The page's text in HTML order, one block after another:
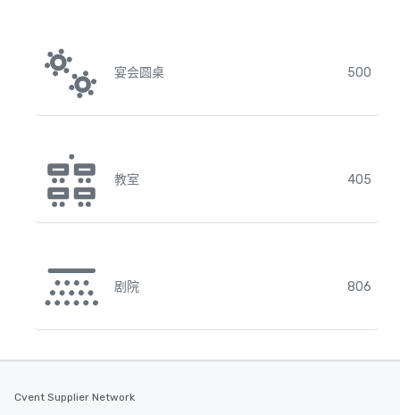
宴会圆桌 500
教室 405
剧院 806
Cvent Supplier Network